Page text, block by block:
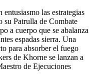
las estrategias
su Patrulla de Combate
a cuerpo que se abalanza
espadas sierra. Una
para absorber el fuego
de Khorne se lanzan a
de Ejecuciones